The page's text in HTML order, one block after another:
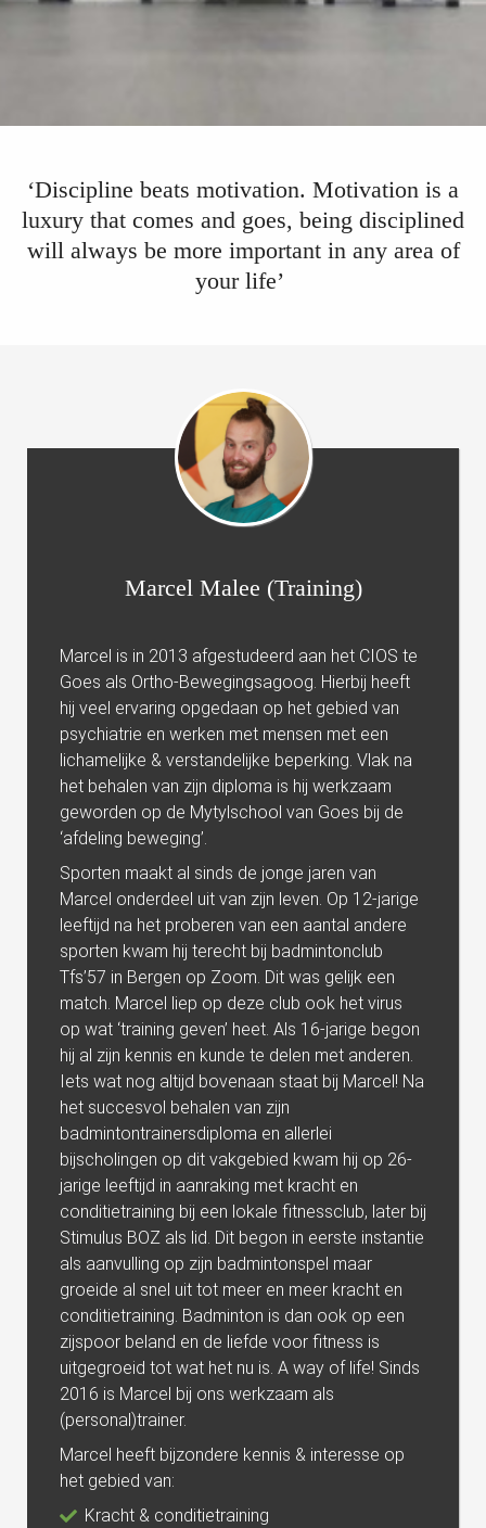
‘Discipline beats motivation. Motivation is a
luxury that comes and goes, being disciplined
will always be more important in any area of
your life’
Marcel Malee (Training)
Marcel is in 2013 afgestudeerd aan het CIOS te
Goes als Ortho-Bewegingsagoog. Hierbij heeft
hij veel ervaring opgedaan op het gebied van
psychiatrie en werken met mensen met een
lichamelijke & verstandelijke beperking. Vlak na
het behalen van zijn diploma is hij werkzaam
geworden op de Mytylschool van Goes bij de
‘afdeling beweging’.
Sporten maakt al sinds de jonge jaren van
Marcel onderdeel uit van zijn leven. Op 12-jarige
leeftijd na het proberen van een aantal andere
sporten kwam hij terecht bij badmintonclub
Tfs’57 in Bergen op Zoom. Dit was gelijk een
match. Marcel liep op deze club ook het virus
op wat ‘training geven’ heet. Als 16-jarige begon
hij al zijn kennis en kunde te delen met anderen.
Iets wat nog altijd bovenaan staat bij Marcel! Na
het succesvol behalen van zijn
badmintontrainersdiploma en allerlei
bijscholingen op dit vakgebied kwam hij op 26-
jarige leeftijd in aanraking met kracht en
conditietraining bij een lokale fitnessclub, later bij
Stimulus BOZ als lid. Dit begon in eerste instantie
als aanvulling op zijn badmintonspel maar
groeide al snel uit tot meer en meer kracht en
conditietraining. Badminton is dan ook op een
zijspoor beland en de liefde voor fitness is
uitgegroeid tot wat het nu is. A way of life! Sinds
2016 is Marcel bij ons werkzaam als
(personal)trainer.
Marcel heeft bijzondere kennis & interesse op
het gebied van:
Kracht & conditietraining
kan de
om
te
gebruikt
van